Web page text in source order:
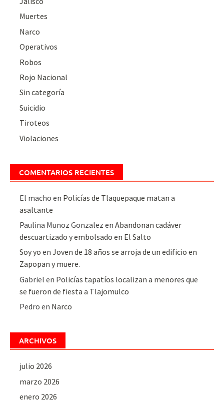
Muertes
Narco
Operativos
Robos
Rojo Nacional
Sin categoría
Suicidio
Tiroteos
Violaciones
COMENTARIOS RECIENTES
El macho en Policías de Tlaquepaque matan a
asaltante
Paulina Munoz Gonzalez enAbandonan cadáver
descuartizado y embolsado en El Salto
Soy yo enJoven de 18 años se arroja de un edificio en
Zapopan y muere.
Gabriel en Policías tapatíos localizan a menores que
se fueron de fiesta a Tlajomulco
Pedro en Narco
ARCHIVOS
julio 2026
marzo 2026
enero 2026